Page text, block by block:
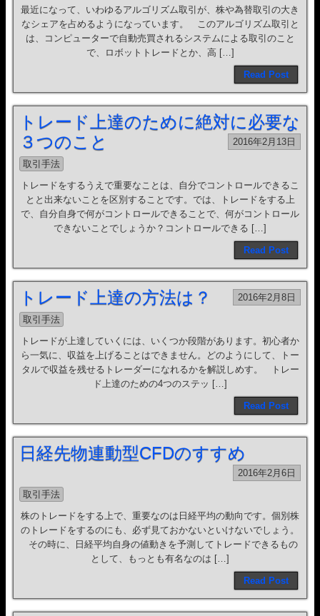
最近になって、いわゆるアルゴリズム取引が、株や為替取引の大き
なシェアを占めるようになっています。 このアルゴリズム取引と
は、コンピューターで自動売買されるシステムによる取引のこと
で、ロボットトレードとか、高 […]
Read Post
トレード上達のために絶対に必要な
３つのこと
2016年2月13日
取引手法
トレードをするうえで重要なことは、自分でコントロールできるこ
とと出来ないことを区別することです。では、トレードをする上
で、自分自身で何がコントロールできることで、何がコントロール
できないことでしょうか？コントロールできる […]
Read Post
トレード上達の方法は？ 2016年2月8日
取引手法
トレードが上達していくには、いくつか段階があります。初心者か
ら一気に、収益を上げることはできません。どのようにして、トー
タルで収益を残せるトレーダーになれるかを解説しめす。 トレー
ド上達のための4つのステッ […]
Read Post
日経先物連動型CFDのすすめ
2016年2月6日
取引手法
株のトレードをする上で、重要なのは日経平均の動向です。個別株
のトレードをするのにも、必ず見ておかないといけないでしょう。
その時に、日経平均自身の値動きを予測してトレードできるもの
として、もっとも有名なのは […]
Read Post